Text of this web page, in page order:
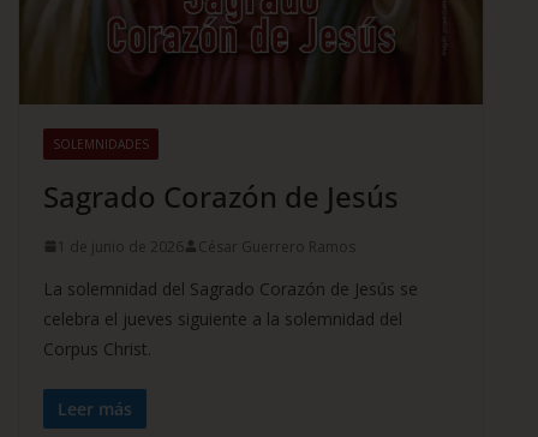
SOLEMNIDADES
Sagrado Corazón de Jesús
1 de junio de 2026 César Guerrero Ramos
La solemnidad del Sagrado Corazón de Jesús se
celebra el jueves siguiente a la solemnidad del
Corpus Christ.
Leer más